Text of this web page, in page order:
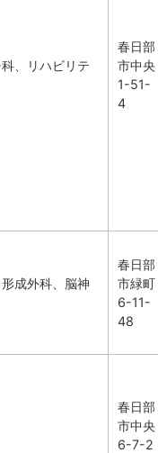
、リハビリテ
春日部
市中央
1-51-
4
成外科、脳神
春日部
市緑町
6-11-
48
春日部
市中央
6-7-2